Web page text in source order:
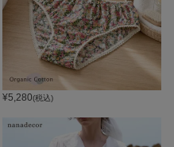
¥5,280(税込)